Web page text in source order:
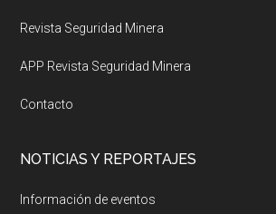
Revista Seguridad Minera
APP Revista Seguridad Minera
Contacto
NOTICIAS Y REPORTAJES
Información de eventos